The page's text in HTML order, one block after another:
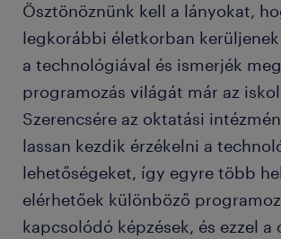
Ösztönöznünk kell a lányokat,
legkorábbi életkorban
a technológiával és ismerjék
programozás világát már az
Szerencsére az oktatási
lassan kezdik érzékelni a
lehetőségeket, így egyre több
elérhetőek különböző
kapcsolódó képzések, és ezzel